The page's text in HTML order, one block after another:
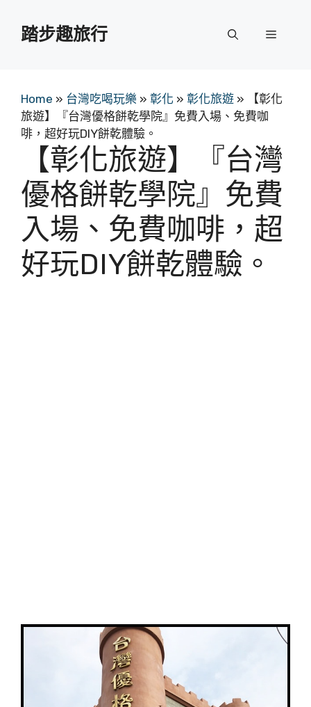
踏步趣旅行 選
Home » 台灣吃喝玩樂 » 彰化 » 彰化旅遊 » 【彰化
旅遊】『台灣優格餅乾學院』免費入場、免費咖
啡，超好玩DIY餅乾體驗。
【彰化旅遊】『台灣
優格餅乾學院』免費
入場、免費咖啡，超
好玩DIY餅乾體驗。